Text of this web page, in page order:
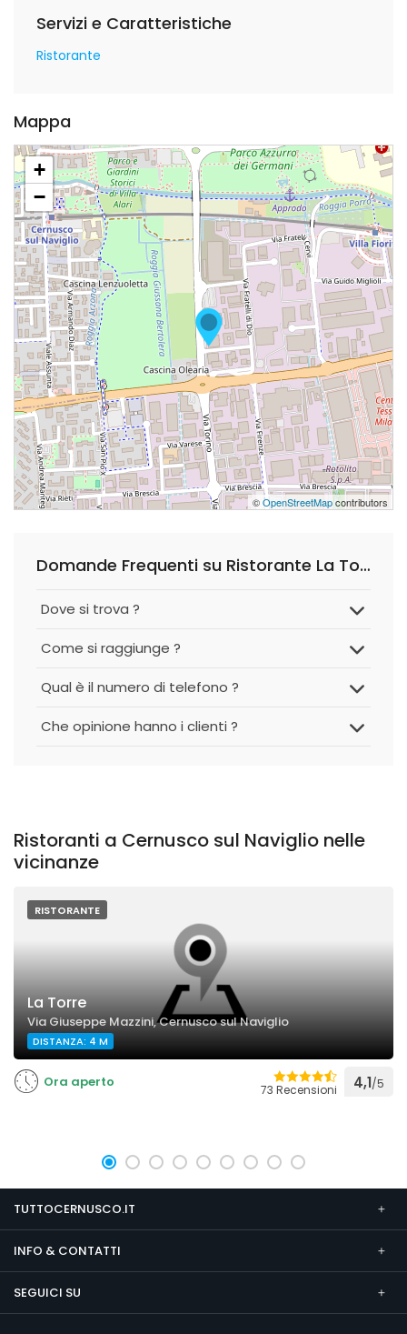
Servizi e Caratteristiche
Ristorante
Mappa
+
−
©OpenStreetMapcontributors
Domande Frequenti su Ristorante La Torre
Dove si trova ?
Come si raggiunge ?
Qual è il numero di telefono ?
Che opinione hanno i clienti ?
Ristoranti a Cernusco sul Naviglio nelle
vicinanze
RISTORANTE
La Torre
Via Giuseppe Mazzini, Cernusco sul Naviglio
DISTANZA: 4 M
Ora aperto 73 Recensioni 4,1/5
TUTTOCERNUSCO.IT
INFO & CONTATTI
SEGUICI SU